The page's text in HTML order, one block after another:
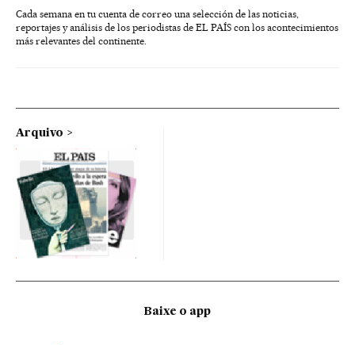
Cada semana en tu cuenta de correo una selección de las noticias,
reportajes y análisis de los periodistas de EL PAÍS con los acontecimientos
más relevantes del continente.
Arquivo
Baixe o app